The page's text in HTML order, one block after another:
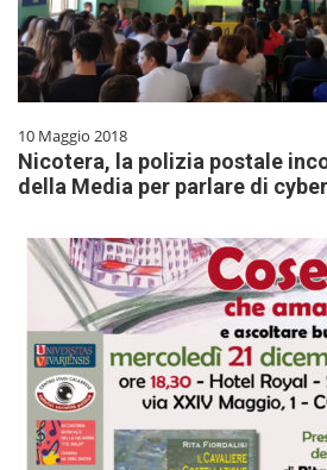
10 Maggio 2018
Nicotera, la polizia postale
della Media per parlare di